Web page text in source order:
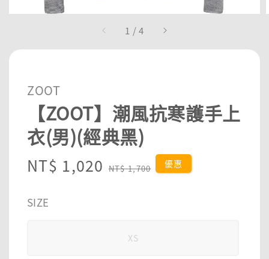
1 /4
ZOOT
【ZOOT】潮風抗寒護手上
衣(男)(經典黑)
Sale
NT$ 1,020 Regular
NT$ 1,700 優惠
SIZE
XS